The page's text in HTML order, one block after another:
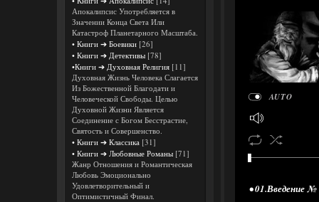
Апокалипсис Употребляется в
Значении Конца Света Или
Катастроф Планетарного Масштаба.
• Книги ➔ Боевики [26]
• Книги ➔ Детективы [78]
•Книги ➔ Духовная Религия [11]
Духовная Жизнь Человека Слагается
Из Божественной Благодати и
Человеческой Свободы. Целью
Духовной Жизни Является
Соединение с Богом Бесстрастие,
Святость и Совершенство.
• Книги ➔ Классика [31]
• Книги ➔ Любовные Романы [71]
Жанр Отношения и Романтическая
Любовь Эмоционально
Удовлетворительный и
Оптимистичный Финал.
AUTO
• 01.Введение